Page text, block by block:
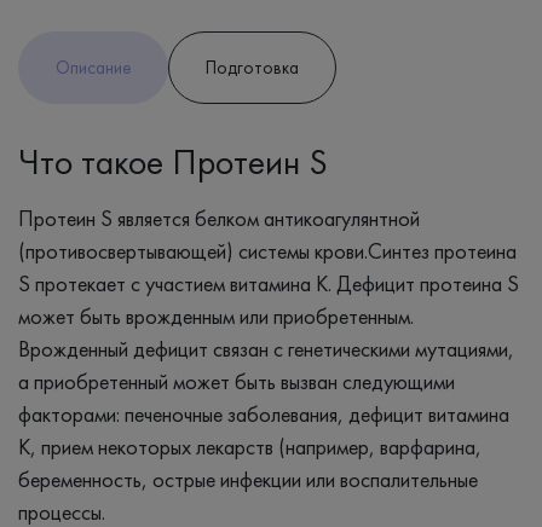
Описание Подготовка
Что такое Протеин S
Протеин S является белком антикоагулянтной
(противосвертывающей) системы крови.Синтез протеина
S протекает с участием витамина К. Дефицит протеина S
может быть врожденным или приобретенным.
Врожденный дефицит связан с генетическими мутациями,
а приобретенный может быть вызван следующими
факторами: печеночные заболевания, дефицит витамина
К, прием некоторых лекарств (например, варфарина,
беременность, острые инфекции или воспалительные
процессы.